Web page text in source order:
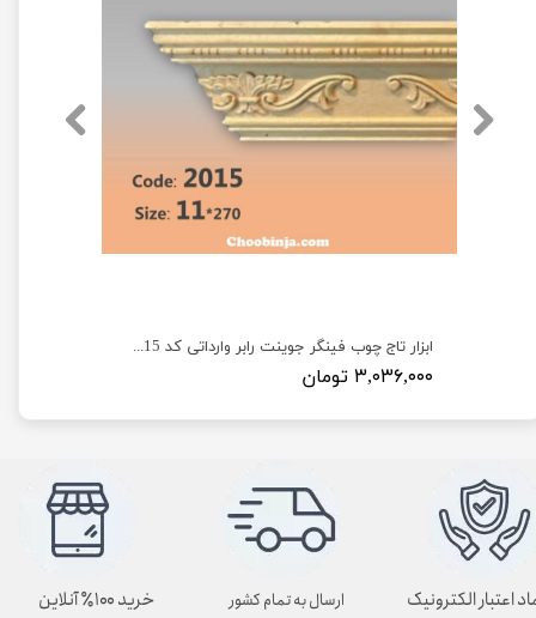
ابزار تاج چوب فینگر جوینت رابر وارداتی کد 2015 به طول ۳ متر
۳,۰۳۶,۰۰۰ تومان
ارسال به تمام کشور اعتبار الکترونیک خرید ۱۰۰٪ آنلاین